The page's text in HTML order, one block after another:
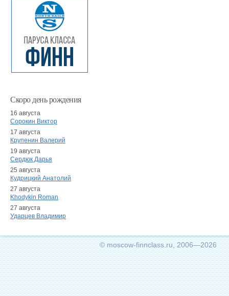
Скоро день рождения
16 августа
Сорокин Виктор
17 августа
Крупенин Валерий
19 августа
Сердюк Дарья
25 августа
Кудрицкий Анатолий
27 августа
Khodykin Roman
27 августа
Ударцев Владимир
© moscow-finnclass.ru, 2006—2026